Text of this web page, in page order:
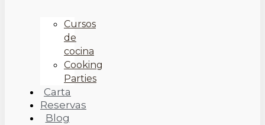
Cursos
de
cocina
Cooking
Parties
Carta
Reservas
Blog